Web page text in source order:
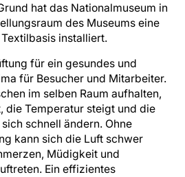
hat das Nationalmuseum in
des Museums eine
installiert.
für ein gesundes und
für Besucher und Mitarbeiter.
im selben Raum aufhalten,
die Temperatur steigt und die
schnell ändern. Ohne
kann sich die Luft schwer
Müdigkeit und
Ein effizientes